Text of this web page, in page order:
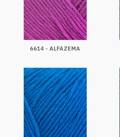
6614 - ALFAZEMA